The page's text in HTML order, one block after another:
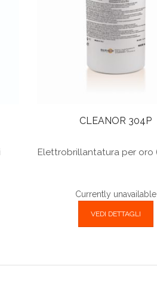
CLEANOR 304P
Elettrobrillantatura per oro
Currently unavailable
VEDI DETTAGLI